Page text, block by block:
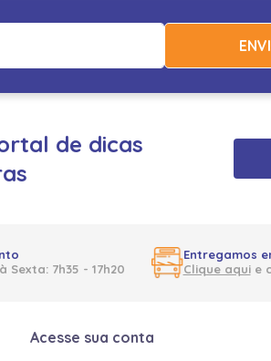
de dicas
Sexta: 7h35 - 17h20
Entregamos
Clique aquie
Acesse sua conta